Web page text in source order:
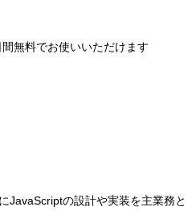
無料でお使いいただけます
JavaScriptの設計や実装を主業務と